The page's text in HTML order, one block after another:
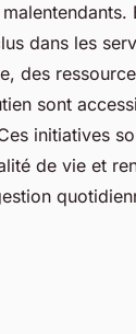
dans les
des
sont
initiatives
de vie et